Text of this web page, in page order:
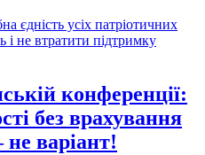
єдність усіх патріотичних
і не втратити підтримку
конференції:
без врахування
не варіант!